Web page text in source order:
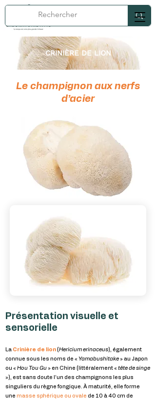
CRINIÈRE DE LION
Le champignon aux nerfs
d’acier
Présentation visuelle et
sensorielle
La Crinière de lion(Hericium erinaceus), également
connue sous les noms de « Yamabushitake» au Japon
ou « Hou Tou Gu» en Chine (littéralement « tête de singe
»), est sans doute l’un des champignons les plus
singuliers du règne fongique. À maturité, elle forme
une masse sphérique ou ovale de 10 à 40 cm de